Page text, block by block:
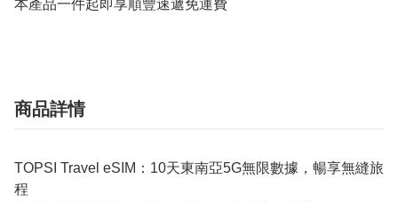
本產品一件起即享順豐速遞免運費
商品詳情
TOPSI Travel eSIM：10天東南亞5G無限數據，暢享無縫旅
程